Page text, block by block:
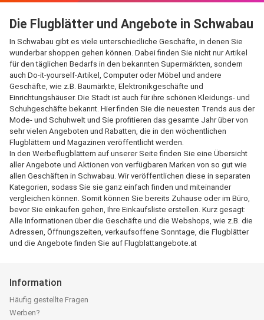
Die Flugblätter und Angebote in Schwabau
In Schwabau gibt es viele unterschiedliche Geschäfte, in denen Sie
wunderbar shoppen gehen können. Dabei finden Sie nicht nur Artikel
für den täglichen Bedarfs in den bekannten Supermärkten, sondern
auch Do-it-yourself-Artikel, Computer oder Möbel und andere
Geschäfte, wie z.B. Baumärkte, Elektronikgeschäfte und
Einrichtungshäuser. Die Stadt ist auch für ihre schönen Kleidungs- und
Schuhgeschäfte bekannt. Hier finden Sie die neuesten Trends aus der
Mode- und Schuhwelt und Sie profitieren das gesamte Jahr über von
sehr vielen Angeboten und Rabatten, die in den wöchentlichen
Flugblättern und Magazinen veröffentlicht werden.
In den Werbeflugblättern auf unserer Seite finden Sie eine Übersicht
aller Angebote und Aktionen von verfügbaren Marken von so gut wie
allen Geschäften in Schwabau. Wir veröffentlichen diese in separaten
Kategorien, sodass Sie sie ganz einfach finden und miteinander
vergleichen können. Somit können Sie bereits Zuhause oder im Büro,
bevor Sie einkaufen gehen, Ihre Einkaufsliste erstellen. Kurz gesagt:
Alle Informationen über die Geschäfte und die Webshops, wie z.B. die
Adressen, Öffnungszeiten, verkaufsoffene Sonntage, die Flugblätter
und die Angebote finden Sie auf Flugblattangebote.at
Information
Häufig gestellte Fragen
Werben?